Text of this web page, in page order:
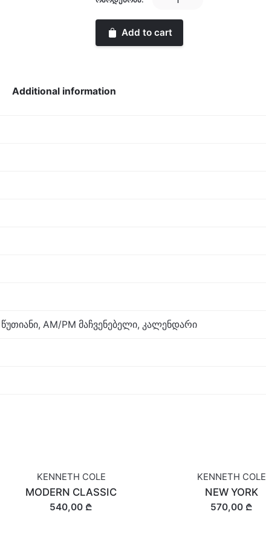
Add to cart
Additional information
AM/PM მაჩვენებელი, კალენდარი
KENNETH COLE
MODERN CLASSIC
540,00 ₾
KENNETH COLE
NEW YORK
570,00 ₾